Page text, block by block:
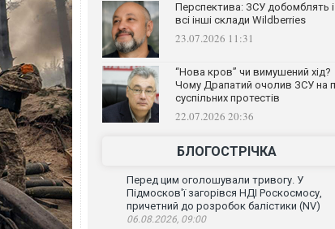
Перспектива: ЗСУ добомблять і
всі інші склади Wildberries
23.07.2026 11:31
“Нова кров” чи вимушений хід?
Чому Драпатий очолив ЗСУ на
суспільних протестів
22.07.2026 20:36
БЛОГОСТРІЧКА
Перед цим оголошували тривогу. У
Підмосков'ї загорівся НДІ Роскосмосу,
причетний до розробок балістики (NV)
06.08.2026, 09:00